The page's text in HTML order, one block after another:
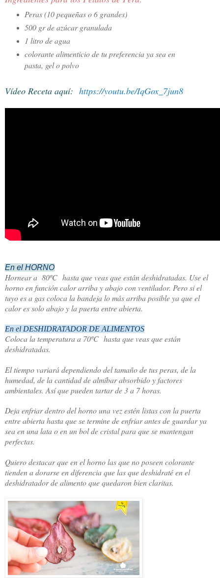
Peras (10 pequeñas o 6 grandes)
500 gr de azúcar granulada
1 litro de agua
colorante alimenticio de tu preferencia ya sea en
pasta, gel o polvo
Vídeo Receta aquí: https://youtu.be/IqGox_7jun8
En el HORNO
Hornear a 80ºC hasta que veas que están deshidratadas. Use el
horno en función calor arriba y abajo con ventilador. Pero si el
tuyo es a gas coloca la bandeja lo más arriba posible ya que el
calor es solo abajo y la puerta entre abierta.
En el DESHIDRATADOR DE ALIMENTOS
Coloca la temperatura a 70ºC hasta que veas que están
deshidratadas.
El tiempo variará dependiendo del tamaño de tus peras, de la
humedad, de la cantidad de almíbar absorbido y factores
ambientales. Así que pueden tartar de 3 a 7 horas.
Deja enfriar dentro del horno una vez estén listas con la puerta
entre abierta hasta que se termine de enfriar antes de guardar ya
sea en una lata o en un bol de cristal para que se mantengan
perfectas.
Quiero destacar que en el horno las que no poseen colorante
tienden a dorarse en diferencia que las que deshidraté en el
deshidratador de alimento que quedaron bien claritas.